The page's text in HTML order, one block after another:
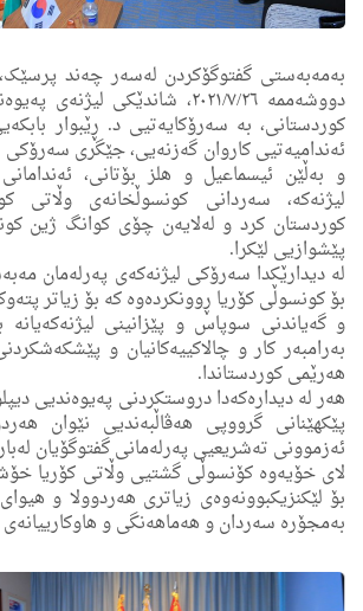
بەمەبەستی گفتوگۆکردن لەسەر چەند
دووشەممه‌ ٢٠٢١/٧/٢٦، شاندێکی
کوردستانی، به‌ سه‌رۆكایه‌تیی د. ڕێبوار
ئه‌ندامیه‌تیی کاروان گەزنەیی، جێگری سەرۆکى
و بەڵێن ئیسماعیل و ھلز بۆتانی،
لیژنەكه‌، سەردانی كونسوڵخانەی وڵاتی
كوردستان کرد و له‌لایه‌ن چۆى کوانگ ژین
پێشوازیى لێكرا.
لە دیدارێکدا سه‌رۆكی لیژنه‌كه‌ی په‌رله‌مان
بۆ كونسوڵی كۆریا ڕوونكرده‌وه‌ كه‌ بۆ زیاتر
و گەیاندنی سوپاس و پێزانینی لیژنەکەیانه‌
به‌رامبه‌ر کار و چالاکییه‌كانیان و
ھەرێمی کوردستاندا.
هه‌ر له‌ دیداره‌كه‌دا دروستکردنی پەیوەندیی
پێكهێنانی گرووپی ھەڤاڵبەندیی نێوان
ئەزموونی ته‌شریعیی پەرلەمانی گفتوگۆیان
لای خۆیەوە کۆنسوڵی گشتیی وڵاتی کۆریا
بۆ لێکنزیکبوونەوەی زیاتری ھەردوولا و
بەمجۆره‌ سەردان و ھەماھەنگی و ھاوکارییانه‌ی